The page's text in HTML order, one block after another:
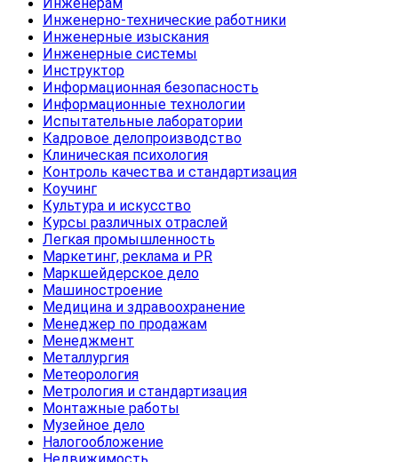
Инженерно-технические работники
Инженерные изыскания
Инженерные системы
Инструктор
Информационная безопасность
Информационные технологии
Испытательные лаборатории
Кадровое делопроизводство
Клиническая психология
Контроль качества и стандартизация
Коучинг
Культура и искусство
Курсы различных отраслей
Легкая промышленность
Маркетинг, реклама и PR
Маркшейдерское дело
Машиностроение
Медицина и здравоохранение
Менеджер по продажам
Менеджмент
Металлургия
Метеорология
Метрология и стандартизация
Монтажные работы
Музейное дело
Налогообложение